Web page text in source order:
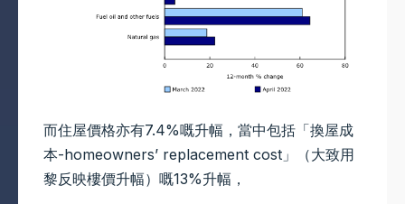
而住屋價格亦有7.4%嘅升幅，當中包括「換屋成
本-homeowners’ replacement cost」（大致用
黎反映樓價升幅）嘅13%升幅，